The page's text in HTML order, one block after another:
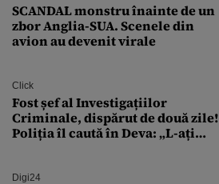
SCANDAL monstru înainte de un
zbor Anglia-SUA. Scenele din
avion au devenit virale
Click
Fost șef al Investigațiilor
Criminale, dispărut de două zile!
Poliția îl caută în Deva: „L-ați
Digi24